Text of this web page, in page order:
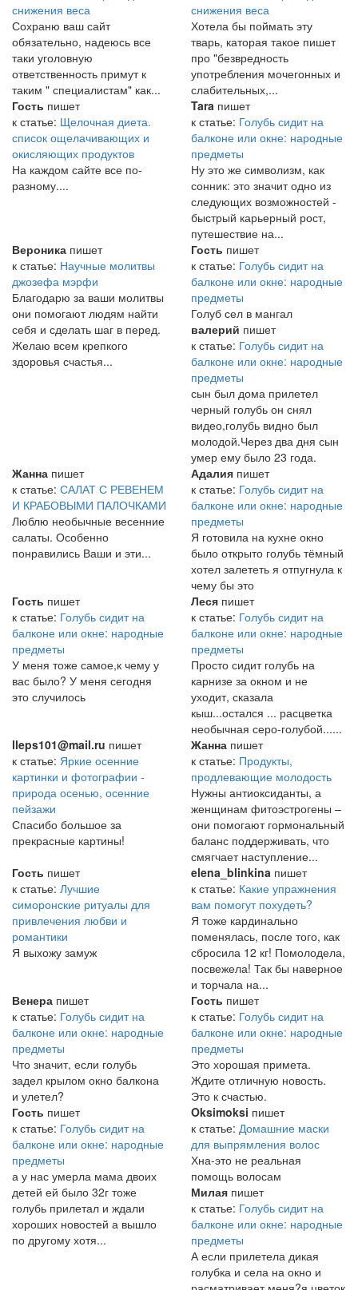
снижения веса
Сохраню ваш сайт
обязательно, надеюсь все
таки уголовную
ответственность примут к
таким " специалистам" как...
снижения веса
Хотела бы поймать эту
тварь, каторая такое пишет
про "безвредность
употребления мочегонных и
слабительных,...
Гость пишет
к статье: Щелочная диета.
список ощелачивающих и
окисляющих продуктов
На каждом сайте все по-
разному....
Tara пишет
к статье: Голубь сидит на
балконе или окне: народные
предметы
Ну это же символизм, как
сонник: это значит одно из
следующих возможностей -
быстрый карьерный рост,
путешествие на...
Вероника пишет
к статье: Научные молитвы
джозефа мэрфи
Благодарю за ваши молитвы
они помогают людям найти
себя и сделать шаг в перед.
Желаю всем крепкого
здоровья счастья...
Гость пишет
к статье: Голубь сидит на
балконе или окне: народные
предметы
Голуб сел в мангал
валерий пишет
к статье: Голубь сидит на
балконе или окне: народные
предметы
сын был дома прилетел
черный голубь он снял
видео,голубь видно был
молодой.Через два дня сын
умер ему было 23 года.
Жанна пишет
к статье: САЛАТ С РЕВЕНЕМ
И КРАБОВЫМИ ПАЛОЧКАМИ
Люблю необычные весенние
салаты. Особенно
понравились Ваши и эти...
Адалия пишет
к статье: Голубь сидит на
балконе или окне: народные
предметы
Я готовила на кухне окно
было открыто голубь тёмный
хотел залететь я отпугнула к
чему бы это
Гость пишет
к статье: Голубь сидит на
балконе или окне: народные
предметы
У меня тоже самое,к чему у
вас было? У меня сегодня
это случилось
Леся пишет
к статье: Голубь сидит на
балконе или окне: народные
предметы
Просто сидит голубь на
карнизе за окном и не
уходит, сказала
кыш...остался ... расцветка
необычная серо-голубой......
lleps101@mail.ru пишет
к статье: Яркие осенние
картинки и фотографии -
природа осенью, осенние
пейзажи
Спасибо большое за
прекрасные картины!
Жанна пишет
к статье: Продукты,
продлевающие молодость
Нужны антиоксиданты, а
женщинам фитоэстрогены –
они помогают гормональный
баланс поддерживать, что
смягчает наступление...
Гость пишет
к статье: Лучшие
симоронские ритуалы для
привлечения любви и
романтики
Я выхожу замуж
elena_blinkina пишет
к статье: Какие упражнения
вам помогут похудеть?
Я тоже кардинально
поменялась, после того, как
сбросила 12 кг! Помолодела,
посвежела! Так бы наверное
и торчала на...
Венера пишет
к статье: Голубь сидит на
балконе или окне: народные
предметы
Что значит, если голубь
задел крылом окно балкона
и улетел?
Гость пишет
к статье: Голубь сидит на
балконе или окне: народные
предметы
Это хорошая примета.
Ждите отличную новость.
Это к счастью.
Гость пишет
к статье: Голубь сидит на
балконе или окне: народные
предметы
а у нас умерла мама двоих
детей ей было 32г тоже
голубь прилетал и ждали
хороших новостей а вышло
по другому хотя...
Oksimoksi пишет
к статье: Домашние маски
для выпрямления волос
Хна-это не реальная
помощь волосам
Милая пишет
к статье: Голубь сидит на
балконе или окне: народные
предметы
А если прилетела дикая
голубка и села на окно и